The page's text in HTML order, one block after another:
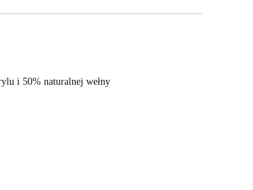
i 50% naturalnej wełny